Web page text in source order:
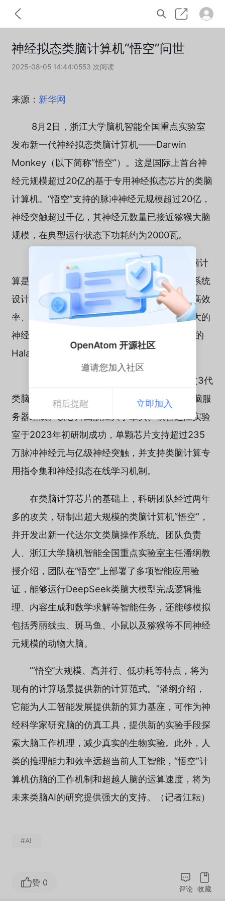
OpenAtom 开源社区
邀请您加入社区
稍后提醒 立即加入
神经拟态类脑计算机“悟空”问世
2025-08-05 14:44:0553 次阅读
来源： 新华网
8月2日，浙江大学脑机智能全国重点实验室
发布新一代神经拟态类脑计算机——Darwin
Monkey（以下简称“悟空”）。这是国际上首台神
经元规模超过20亿的基于专用神经拟态芯片的类脑
计算机。“悟空”支持的脉冲神经元规模超过20亿，
神经突触超过千亿，其神经元数量已接近猕猴大脑
规模，在典型运行状态下功耗约为2000瓦。
人类大脑是一部极其高效的“计算机”。类脑计
算是将生物神经网络的工作机理应用于计算机系统
设计中，构建像大脑一样的低功耗、高并行、高效
率、智能化的计算系统。此前，国际上规模最大的
神经拟态类脑计算机是Intel在2024年4月发布的
Hala Point系统，其神经元规模为11.5亿。
“悟空”搭载了960颗该实验室自研的达尔文3代
类脑计算芯片，整体由15台刀片式神经拟态类脑服
务器组成。该芯片由浙江大学牵头、联合之江实验
室于2023年初研制成功，单颗芯片支持超过235
万脉冲神经元与亿级神经突触，并支持类脑计算专
用指令集和神经拟态在线学习机制。
在类脑计算芯片的基础上，科研团队经过两年
多的攻关，研制出超大规模的类脑计算机“悟空”，
并开发出新一代达尔文类脑操作系统。团队负责
人、浙江大学脑机智能全国重点实验室主任潘纲教
授介绍，团队在“悟空”上部署了多项智能应用验
证，能够运行DeepSeek类脑大模型完成逻辑推
理、内容生成和数学求解等智能任务，还能够模拟
包括秀丽线虫、斑马鱼、小鼠以及猕猴等不同神经
元规模的动物大脑。
“‘悟空’大规模、高并行、低功耗等特点，将为
现有的计算场景提供新的计算范式。”潘纲介绍，
它能为人工智能发展提供新的算力基座，可作为神
经科学家研究脑的仿真工具，提供新的实验手段探
索大脑工作机理，减少真实的生物实验。此外，人
类的推理能力和效率远超当前人工智能，“悟空”计
算机仿脑的工作机制和超越人脑的运算速度，将为
未来类脑AI的研究提供强大的支持。（记者江耘）
#AI
赞 0
评论 收藏